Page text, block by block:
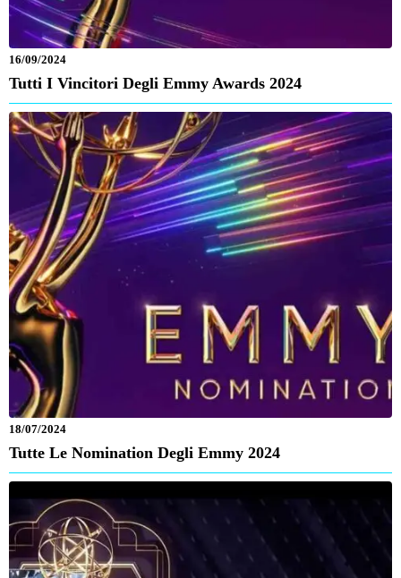
16/09/2024
Tutti I Vincitori Degli Emmy Awards 2024
18/07/2024
Tutte Le Nomination Degli Emmy 2024